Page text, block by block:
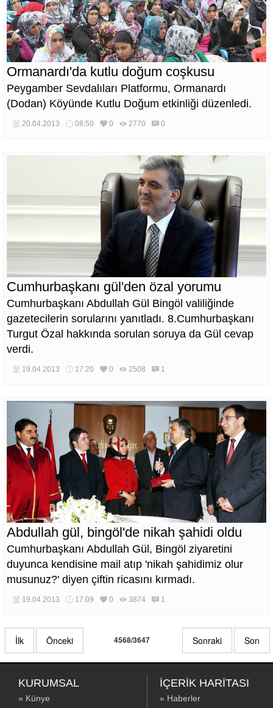
Ormanardı'da kutlu doğum coşkusu
Peygamber Sevdalıları Platformu, Ormanardı
(Dodan) Köyünde Kutlu Doğum etkinliği düzenledi.
20.04.2013 08:50 0 2770 0
Cumhurbaşkanı gül'den özal yorumu
Cumhurbaşkanı Abdullah Gül Bingöl valiliğinde
gazetecilerin sorularını yanıtladı. 8.Cumhurbaşkanı
Turgut Özal hakkında sorulan soruya da Gül cevap
verdi.
19.04.2013 17:20 0 2508 1
Abdullah gül, bingöl'de nikah şahidi oldu
Cumhurbaşkanı Abdullah Gül, Bingöl ziyaretini
duyunca kendisine mail atıp 'nikah şahidimiz olur
musunuz?' diyen çiftin ricasını kırmadı.
19.04.2013 17:09 0 3874 1
İlk Önceki 4568/3647 Sonraki Son
KURUMSAL
» Künye
İÇERİK HARİTASI
» Haberler